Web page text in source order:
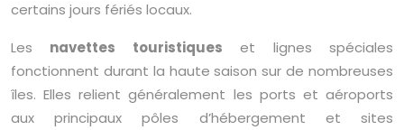
certains jours fériés locaux.
Les navettes touristiques et lignes spéciales
fonctionnent durant la haute saison sur de nombreuses
îles. Elles relient généralement les ports et aéroports
aux principaux pôles d’hébergement et sites